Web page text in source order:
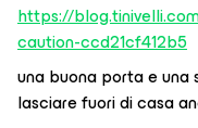
https://
caution-ccd21cf412b5
una buona porta e una
lasciare fuori di casa